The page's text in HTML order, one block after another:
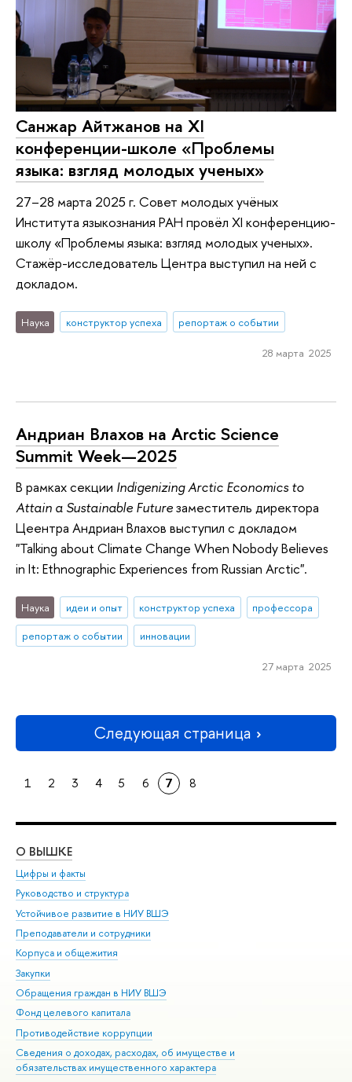
Санжар Айтжанов на XI
конференции-школе «Проблемы
языка: взгляд молодых ученых»
27–28 марта 2025 г. Совет молодых учёных
Института языкознания РАН провёл XI конференцию-
школу «Проблемы языка: взгляд молодых ученых».
Стажёр-исследователь Центра выступил на ней с
докладом.
Наука конструктор успеха репортаж о событии
28 марта 2025
Андриан Влахов на Arctic Science
Summit Week—2025
В рамках секции Indigenizing Arctic Economics to
Attain a Sustainable Futureзаместитель директора
Цеентра Андриан Влахов выступил с докладом
"Talking about Climate Change When Nobody Believes
in It: Ethnographic Experiences from Russian Arctic".
Наука идеи и опыт конструктор успеха
профессора
репортаж о событии
инновации
27 марта 2025
Следующая страница
1 2 3 4 5 6 7 8
О ВЫШКЕ
Цифры и факты
Руководство и структура
Устойчивое развитие в НИУ ВШЭ
Преподаватели и сотрудники
Корпуса и общежития
Закупки
Обращения граждан в НИУ ВШЭ
Фонд целевого капитала
Противодействие коррупции
Сведения о доходах, расходах, об имуществе и
обязательствах имущественного характера